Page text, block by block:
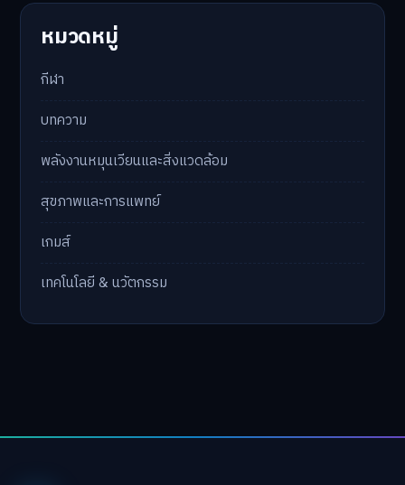
หมวดหมู่
กีฬา
บทความ
พลังงานหมุนเวียนและสิ่งแวดล้อม
สุขภาพและการแพทย์
เกมส์
เทคโนโลยี & นวัตกรรม